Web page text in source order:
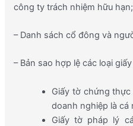
công ty trách nhiệm hữu hạn;
– Danh sách cổ đông và
– Bản sao hợp lệ các loại
Giấy tờ chứng
doanh nghiệp là cá
Giấy tờ pháp lý